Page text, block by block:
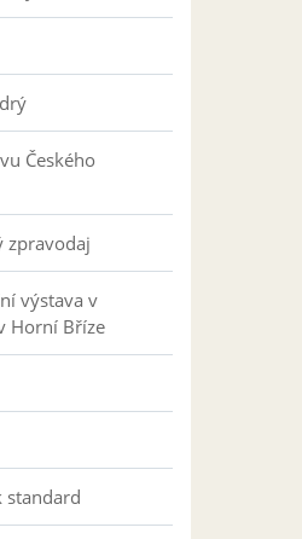
Českého
zpravodaj
výstava v
Horní Bříze
standard